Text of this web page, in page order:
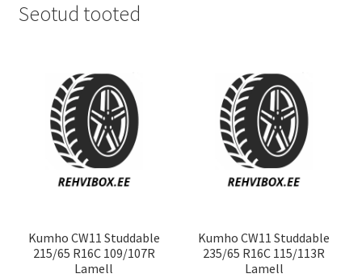
Seotud tooted
Kumho CW11 Studdable
215/65 R16C 109/107R
Lamell
Kumho CW11 Studdable
235/65 R16C 115/113R
Lamell